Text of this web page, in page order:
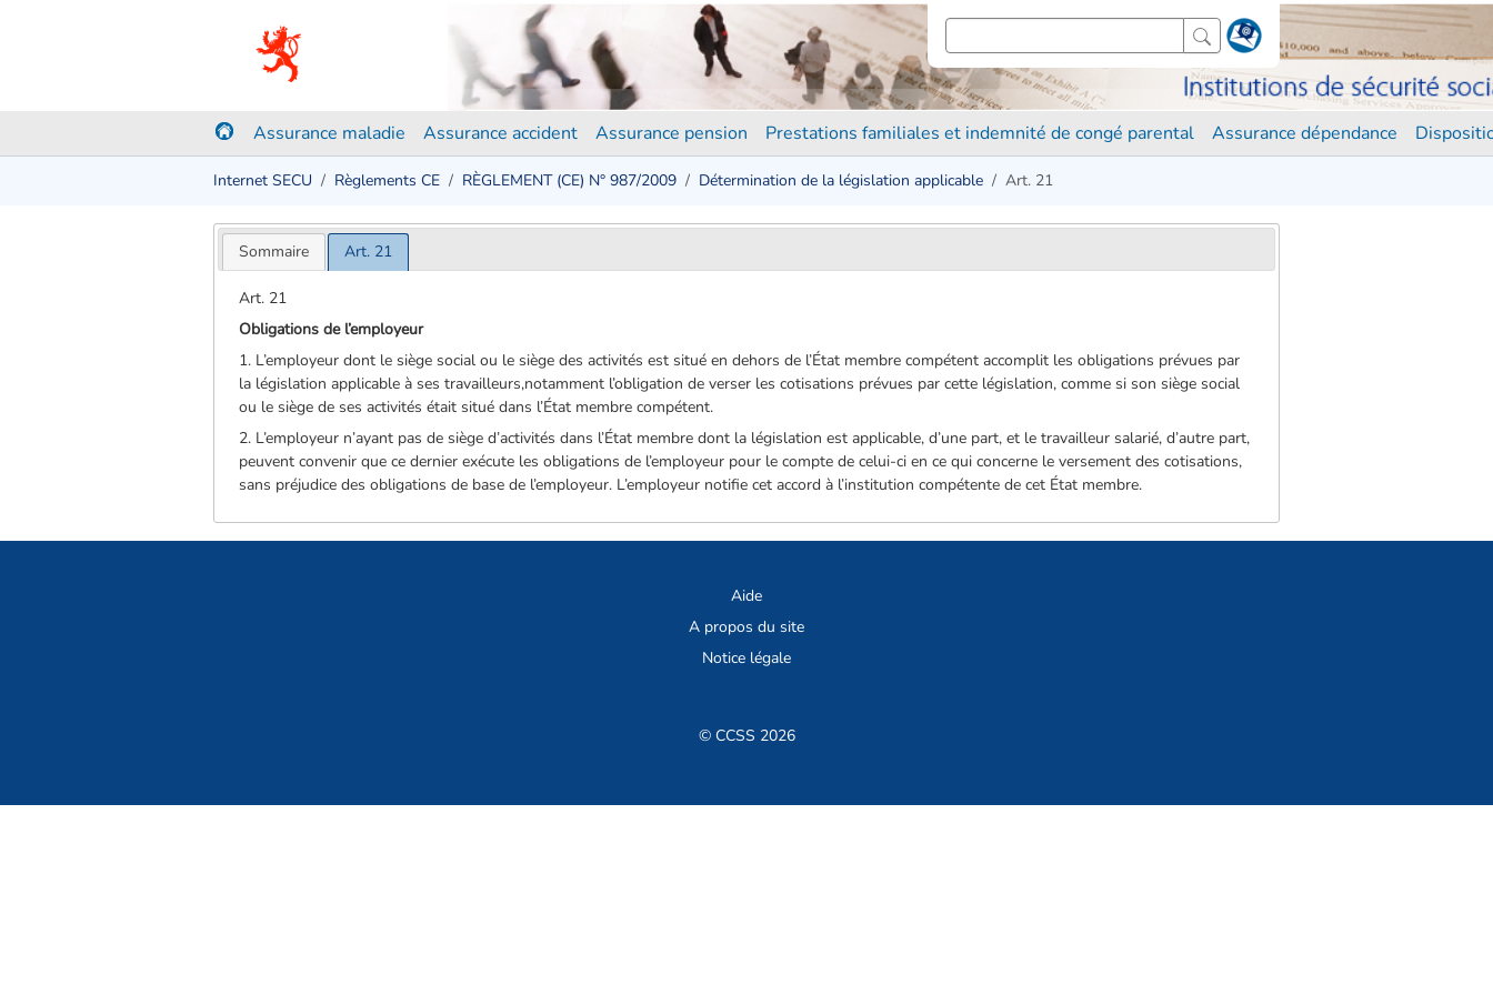
Assurance maladie Assurance accident Assurance pension Prestations familiales et indemnité de congé parental Assurance dépendance
Internet SECU Règlements CE RÈGLEMENT (CE) N° 987/2009 Détermination de la législation applicable Art. 21
Sommaire Art. 21
Art. 21
Obligations de l’employeur
1. L’employeur dont le siège social ou le siège des activités est situé en dehors de l’État membre compétent accomplit les obligations prévues par
la législation applicable à ses travailleurs,notamment l’obligation de verser les cotisations prévues par cette législation, comme si son siège social
ou le siège de ses activités était situé dans l’État membre compétent.
2. L’employeur n’ayant pas de siège d’activités dans l’État membre dont la législation est applicable, d’une part, et le travailleur salarié, d’autre part,
peuvent convenir que ce dernier exécute les obligations de l’employeur pour le compte de celui-ci en ce qui concerne le versement des cotisations,
sans préjudice des obligations de base de l’employeur. L’employeur notifie cet accord à l’institution compétente de cet État membre.
Aide
A propos du site
Notice légale
© CCSS 2026